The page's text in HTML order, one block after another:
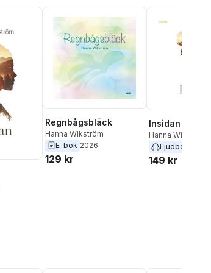
Regnbågsbläck
Hanna Wikström
E-bok 2026
129 kr
Insidan
Hanna Wikström
Ljudbok
149 kr